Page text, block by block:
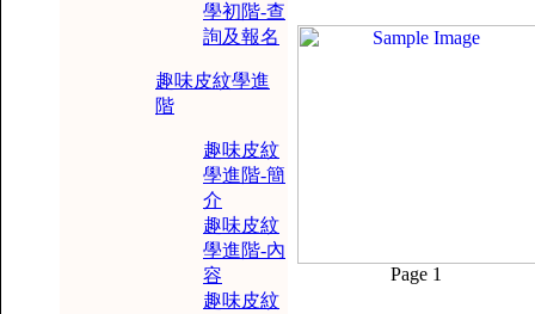
學初階-查
詢及報名
趣味皮紋學進
階
趣味皮紋
學進階-簡
介
趣味皮紋
學進階-內
容
趣味皮紋
Page 1